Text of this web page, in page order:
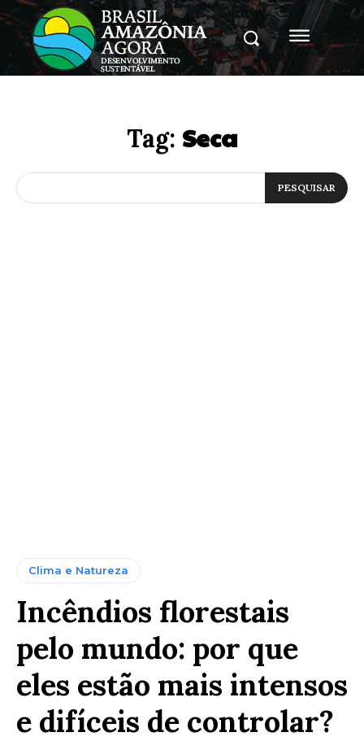
Tag: Seca
PESQUISAR
Clima e Natureza
Incêndios florestais
pelo mundo: por que
eles estão mais intensos
e difíceis de controlar?